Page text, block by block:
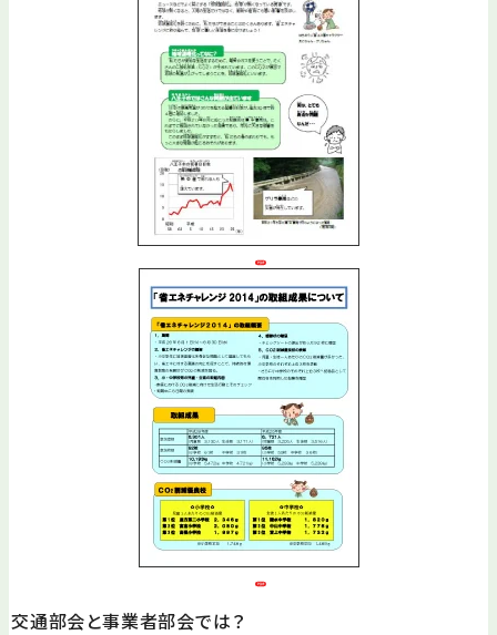
交通部会と事業者部会では？